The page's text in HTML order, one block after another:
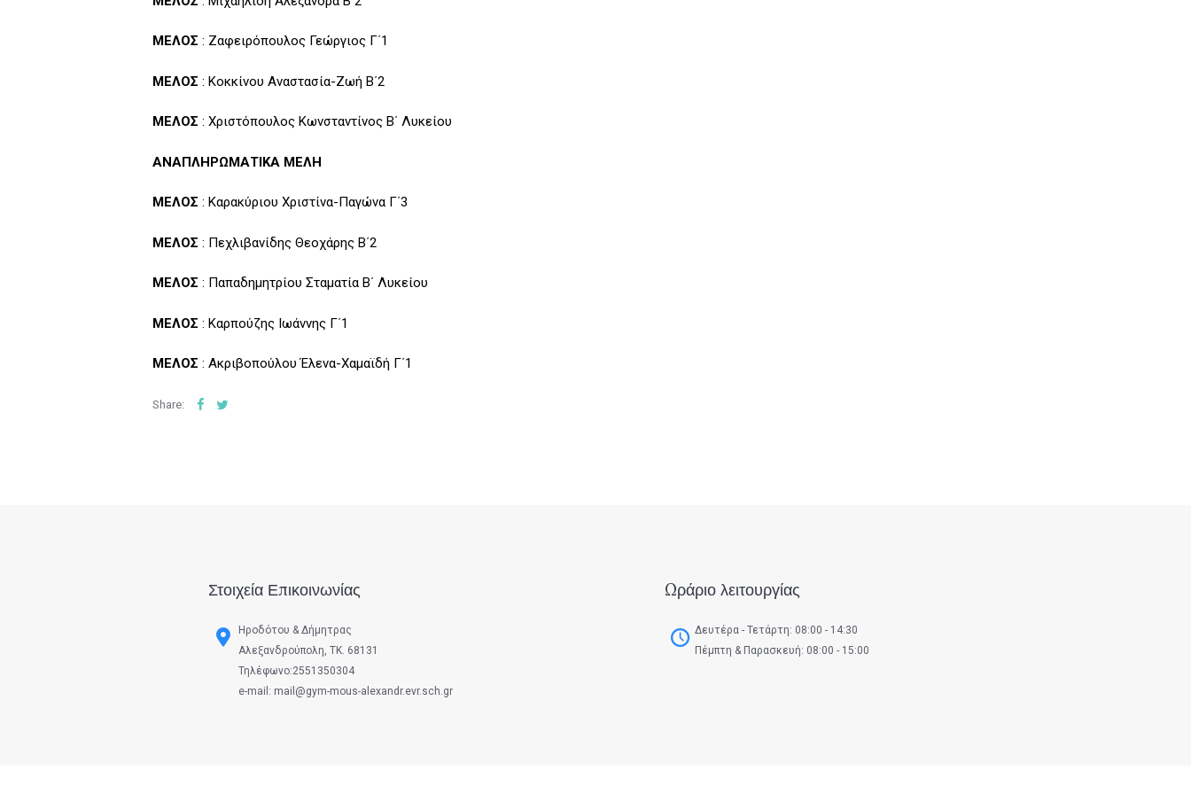
ΜΕΛΟΣ : Ζαφειρόπουλος Γεώργιος Γ΄1
ΜΕΛΟΣ : Κοκκίνου Αναστασία-Ζωή Β΄2
ΜΕΛΟΣ : Χριστόπουλος Κωνσταντίνος Β΄ Λυκείου
ΑΝΑΠΛΗΡΩΜΑΤΙΚΑ ΜΕΛΗ
ΜΕΛΟΣ : Καρακύριου Χριστίνα-Παγώνα Γ΄3
ΜΕΛΟΣ : Πεχλιβανίδης Θεοχάρης Β΄2
ΜΕΛΟΣ : Παπαδημητρίου Σταματία Β΄ Λυκείου
ΜΕΛΟΣ : Καρπούζης Ιωάννης Γ΄1
ΜΕΛΟΣ : Ακριβοπούλου Έλενα-Χαμαϊδή Γ΄1
Share:
Στοιχεία Επικοινωνίας
Ηροδότου & Δήμητρας
Αλεξανδρούπολη, ΤΚ. 68131
Τηλέφωνο:2551350304
e-mail: mail@gym-mous-alexandr.evr.sch.gr
Ωράριο λειτουργίας
Δευτέρα - Τετάρτη: 08:00 - 14:30
Πέμπτη & Παρασκευή: 08:00 - 15:00